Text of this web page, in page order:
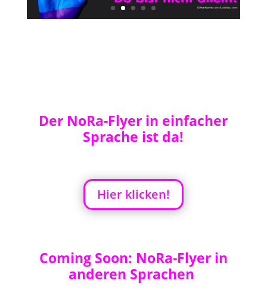
Der NoRa-Flyer in einfacher
Sprache ist da!
Hier klicken!
Coming Soon: NoRa-Flyer in
anderen Sprachen